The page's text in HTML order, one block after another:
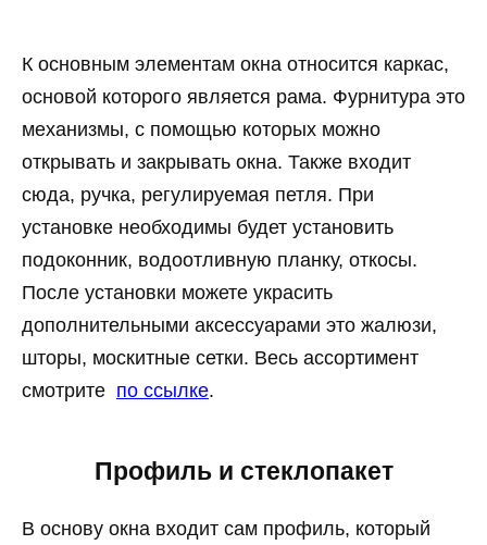
К основным элементам окна относится каркас,
основой которого является рама. Фурнитура это
механизмы, с помощью которых можно
открывать и закрывать окна. Также входит
сюда, ручка, регулируемая петля. При
установке необходимы будет установить
подоконник, водоотливную планку, откосы.
После установки можете украсить
дополнительными аксессуарами это жалюзи,
шторы, москитные сетки. Весь ассортимент
смотрите по ссылке.
Профиль и стеклопакет
В основу окна входит сам профиль, который